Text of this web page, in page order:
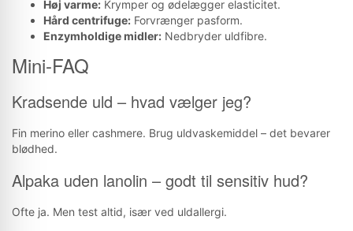
Høj varme: Krymper og ødelægger elasticitet.
Hård centrifuge: Forvrænger pasform.
Enzymholdige midler: Nedbryder uldfibre.
Mini-FAQ
Kradsende uld – hvad vælger jeg?
Fin merino eller cashmere. Brug uldvaskemiddel – det bevarer
blødhed.
Alpaka uden lanolin – godt til sensitiv hud?
Ofte ja. Men test altid, især ved uldallergi.